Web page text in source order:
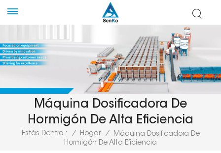
Máquina Dosificadora De
Hormigón De Alta Eficiencia
Estás Dentro : / Hogar /
Máquina Dosificadora De
Hormigón De Alta Eficiencia